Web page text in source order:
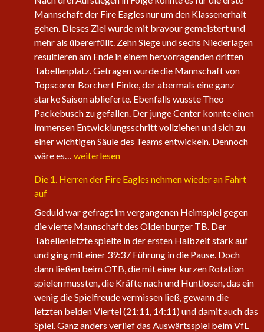
Mannschaft der Fire Eagles nur um den Klassenerhalt
gehen. Dieses Ziel wurde mit bravour gemeistert und
mehr als übererfüllt. Zehn Siege und sechs Niederlagen
resultieren am Ende in einem hervorragenden dritten
Tabellenplatz. Getragen wurde die Mannschaft von
Topscorer Borchert Finke, der abermals eine ganz
starke Saison ablieferte. Ebenfalls wusste Theo
Packebusch zu gefallen. Der junge Center konnte einen
immensen Entwicklungsschritt vollziehen und sich zu
einer wichtigen Säule des Teams entwickeln. Dennoch
wäre es… Saisonabschluss
Herrenteams
weiterlesen
Die 1. Herren der Fire Eagles nehmen wieder an Fahrt
auf
Geduld war gefragt im vergangenen Heimspiel gegen
die vierte Mannschaft des Oldenburger TB. Der
Tabellenletzte spielte in der ersten Halbzeit stark auf
und ging mit einer 39:37 Führung in die Pause. Doch
dann ließen beim OTB, die mit einer kurzen Rotation
spielen mussten, die Kräfte nach und Huntlosen, das ein
wenig die Spielfreude vermissen ließ, gewann die
letzten beiden Viertel (21:11, 14:11) und damit auch das
Spiel. Ganz anders verlief das Auswärtsspiel beim VfL